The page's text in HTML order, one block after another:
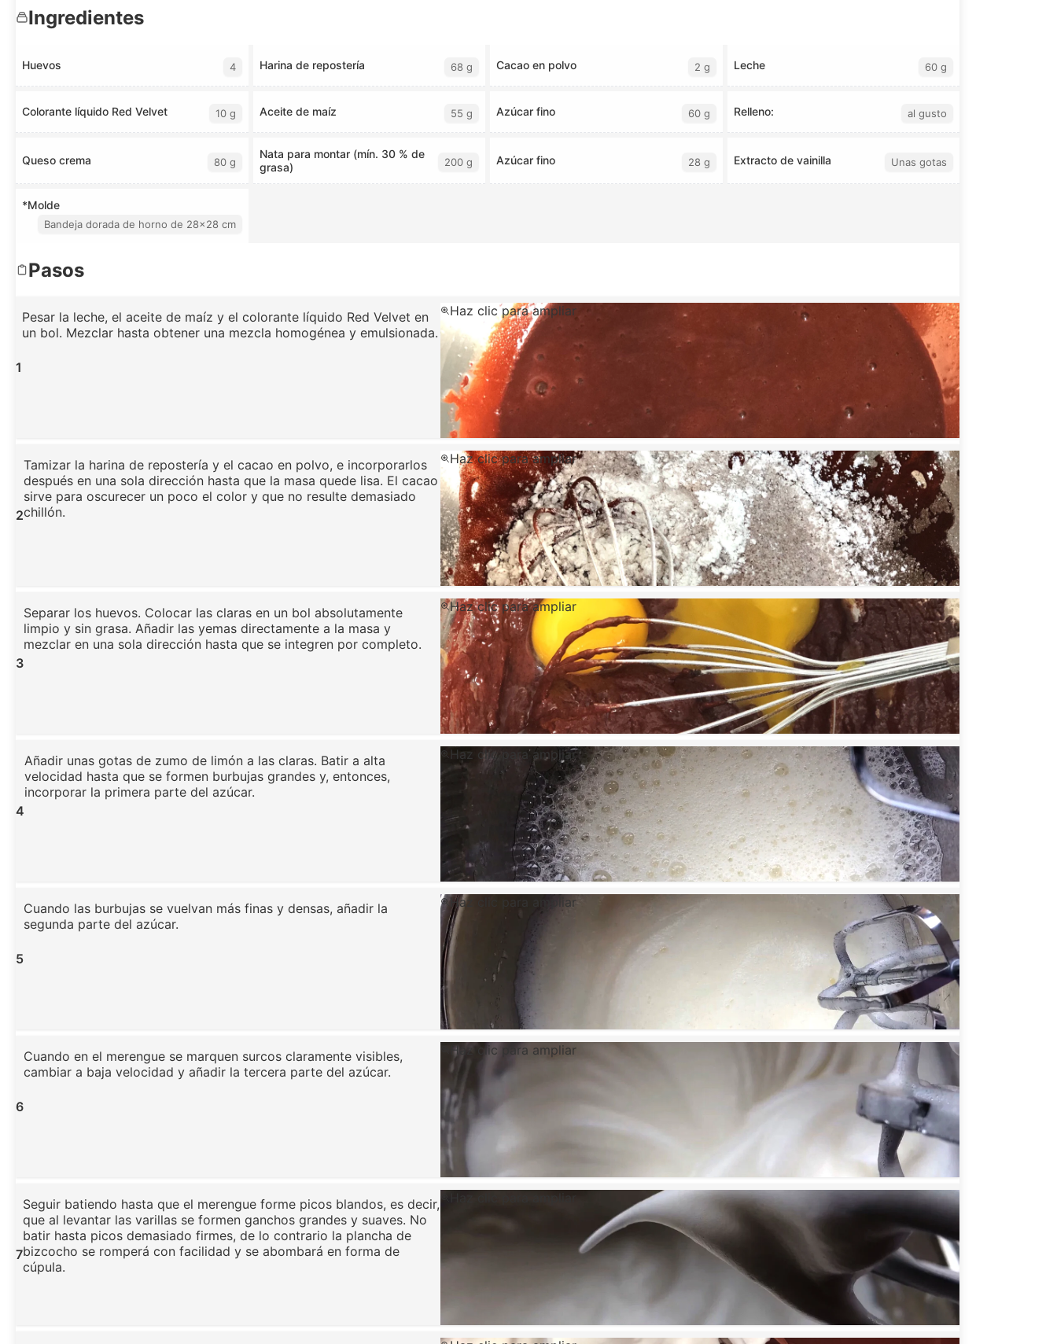
Ingredientes
Huevos 4 Harina de repostería 68 g Cacao en polvo 2 g Leche 60 g
Colorante líquido Red Velvet 10 g Aceite de maíz 55 g Azúcar fino 60 g Relleno: al gusto
Queso crema 80 g
Nata para montar (mín. 30 % de
grasa)
200 g Azúcar fino 28 g Extracto de vainilla Unas gotas
*Molde
Bandeja dorada de horno de 28×28 cm
Pasos
1
Pesar la leche, el aceite de maíz y el colorante líquido Red Velvet en
un bol. Mezclar hasta obtener una mezcla homogénea y emulsionada.
Haz clic para ampliar
2
Tamizar la harina de repostería y el cacao en polvo, e incorporarlos
después en una sola dirección hasta que la masa quede lisa. El cacao
sirve para oscurecer un poco el color y que no resulte demasiado
chillón.
Haz clic para ampliar
3
Separar los huevos. Colocar las claras en un bol absolutamente
limpio y sin grasa. Añadir las yemas directamente a la masa y
mezclar en una sola dirección hasta que se integren por completo.
Haz clic para ampliar
4
Añadir unas gotas de zumo de limón a las claras. Batir a alta
velocidad hasta que se formen burbujas grandes y, entonces,
incorporar la primera parte del azúcar.
Haz clic para ampliar
5
Cuando las burbujas se vuelvan más finas y densas, añadir la
segunda parte del azúcar.
Haz clic para ampliar
6
Cuando en el merengue se marquen surcos claramente visibles,
cambiar a baja velocidad y añadir la tercera parte del azúcar.
Haz clic para ampliar
7
Seguir batiendo hasta que el merengue forme picos blandos, es decir,
que al levantar las varillas se formen ganchos grandes y suaves. No
batir hasta picos demasiado firmes, de lo contrario la plancha de
bizcocho se romperá con facilidad y se abombará en forma de
cúpula.